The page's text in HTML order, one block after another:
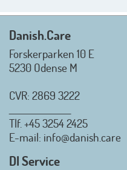
Mvh. Anders,
Danish.Care -
hjælpemidler og
Danish.Care
Forskerparken 10 E
5230 Odense M
CVR: 2869 3222
Tlf. +45 3254 2425
E-mail: info@danish.care
DI Service